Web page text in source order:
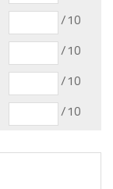
/10
/10
/10
/10